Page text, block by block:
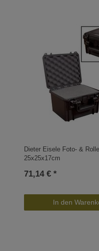
Dieter Eisele Foto- &
25x25x17cm
71,14 € *
In den